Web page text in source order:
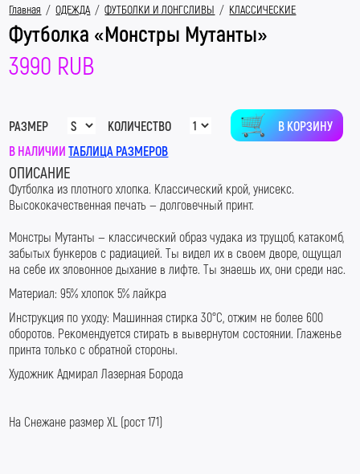
Главная / ОДЕЖДА / ФУТБОЛКИ И ЛОНГСЛИВЫ / КЛАССИЧЕСКИЕ
Футболка «Монстры Мутанты»
3990 RUB
РАЗМЕР КОЛИЧЕСТВО
В КОРЗИНУ
В НАЛИЧИИ ТАБЛИЦА РАЗМЕРОВ
ОПИСАНИЕ
Футболка из плотного хлопка . Классический крой, унисекс.
Высококачественная печать — долговечный принт.
Монстры Мутанты — классический образ чудака из трущоб, катакомб,
забытых бункеров с радиацией. Ты видел их в своем дворе, ощущал
на себе их зловонное дыхание в лифте. Ты знаешь их, они среди нас.
Материал: 95% хлопок 5% лайкра
Инструкция по уходу: Машинная стирка 30°С, отжим не более 600
оборотов. Рекомендуется стирать в вывернутом состоянии. Глаженье
принта только с обратной стороны.
Художник Адмирал Лазерная Борода
На Снежане размер XL (рост 171)